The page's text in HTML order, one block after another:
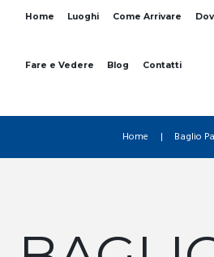
Home Luoghi Come Arrivare
Fare e Vedere Blog Contatti
Home Baglio